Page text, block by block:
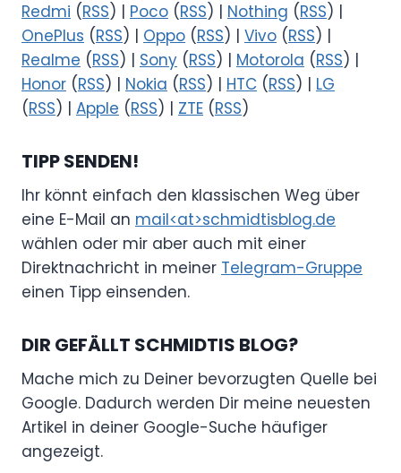
Redmi (RSS) | Poco (RSS) | Nothing (RSS) |
OnePlus (RSS) | Oppo (RSS) | Vivo (RSS) |
Realme (RSS) | Sony (RSS) | Motorola (RSS) |
Honor (RSS) | Nokia (RSS) | HTC (RSS) | LG
(RSS) | Apple (RSS) | ZTE (RSS)
TIPP SENDEN!
Ihr könnt einfach den klassischen Weg über
eine E-Mail an mail<at>schmidtisblog.de
wählen oder mir aber auch mit einer
Direktnachricht in meiner Telegram-Gruppe
einen Tipp einsenden.
DIR GEFÄLLT SCHMIDTIS BLOG?
Mache mich zu Deiner bevorzugten Quelle bei
Google. Dadurch werden Dir meine neuesten
Artikel in deiner Google-Suche häufiger
angezeigt.